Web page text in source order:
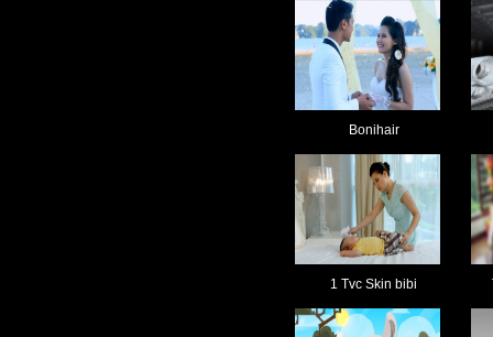
Bonihair
1 Tvc Skin bibi